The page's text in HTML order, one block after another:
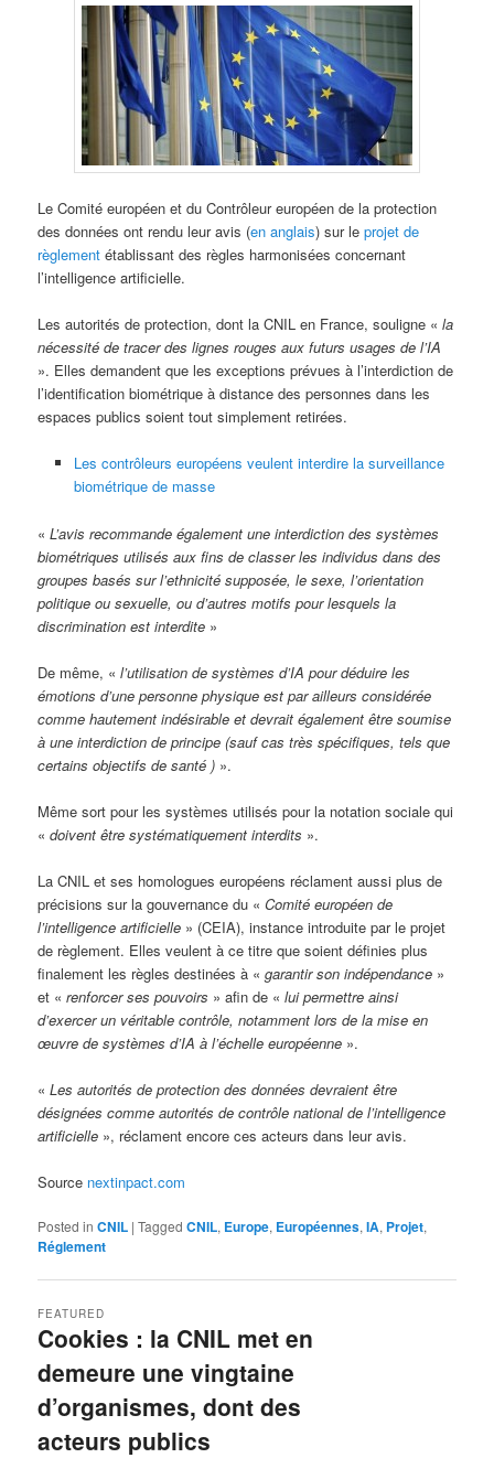
Le Comité européen et du Contrôleur européen de la protection
des données ont rendu leur avis (en anglais) sur leprojet de
règlement établissant des règles harmonisées concernant
l’intelligence artificielle.
Les autorités de protection, dont la CNIL en France, souligne « la
nécessité de tracer des lignes rouges aux futurs usages de l’IA
». Elles demandent que les exceptions prévues à l’interdiction de
l’identification biométrique à distance des personnes dans les
espaces publics soient tout simplement retirées.
Les contrôleurs européens veulent interdire la surveillance
biométrique de masse
« L’avis recommande également une interdiction des systèmes
biométriques utilisés aux fins de classer les individus dans des
groupes basés sur l’ethnicité supposée, le sexe, l’orientation
politique ou sexuelle, ou d’autres motifs pour lesquels la
discrimination est interdite »
De même, « l’utilisation de systèmes d’IA pour déduire les
émotions d’une personne physique est par ailleurs considérée
comme hautement indésirable et devrait également être soumise
à une interdiction de principe (sauf cas très spécifiques, tels que
certains objectifs de santé ) ».
Même sort pour les systèmes utilisés pour la notation sociale qui
« doivent être systématiquement interdits ».
La CNIL et ses homologues européens réclament aussi plus de
précisions sur la gouvernance du « Comité européen de
l’intelligence artificielle » (CEIA), instance introduite par le projet
de règlement. Elles veulent à ce titre que soient définies plus
finalement les règles destinées à « garantir son indépendance »
et « renforcer ses pouvoirs » afin de « lui permettre ainsi
d’exercer un véritable contrôle, notamment lors de la mise en
œuvre de systèmes d’IA à l’échelle européenne ».
« Les autorités de protection des données devraient être
désignées comme autorités de contrôle national de l’intelligence
artificielle », réclament encore ces acteurs dans leur avis.
Source nextinpact.com
Posted in CNIL |Tagged CNIL, Europe, Européennes,IA, Projet,
Réglement
Cookies : la CNIL met en
demeure une vingtaine
d’organismes, dont des
acteurs publics
FEATURED